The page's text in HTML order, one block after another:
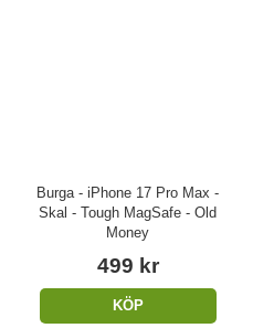
Burga - iPhone 17 Pro Max -
Skal - Tough MagSafe - Old
Money
499 kr
KÖP